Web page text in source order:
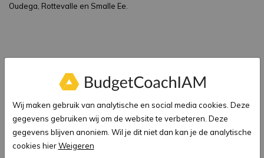
Oudega, Rottevalle en Smalle Ee.
Budgetcoach IAM bied financiële hulp en ondersteuning aan aan zij
gesprekken voor bewindvoering en eventueel helpen inschrijven bij
de schuldsanering bij een bewindvoeringskantoor zijn wij de juiste
partner. Heeft u moeite met het betalen van rekeningen of met
incasso's dan zijn wij de juiste helpende hand.
Wij maken gebruik van analytische en social media cookies. Deze
gegevens gebruiken wij om de website te verbeteren. Deze
gegevens blijven anoniem. Wil je dit niet dan kan je de analytische
cookies hierWeigeren